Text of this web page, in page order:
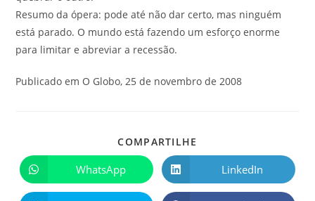
Resumo da ópera: pode até não dar certo, mas ninguém
está parado. O mundo está fazendo um esforço enorme
para limitar e abreviar a recessão.
Publicado em O Globo, 25 de novembro de 2008
COMPARTILHE
WhatsApp LinkedIn